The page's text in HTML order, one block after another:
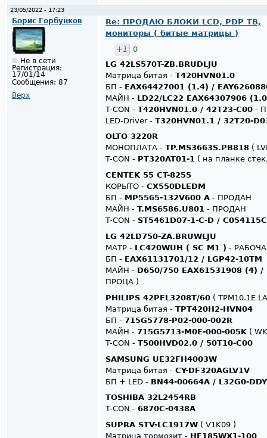
23/05/2022 - 17:23
Борис Горбунков
Не в сети
Регистрация:
17/01/14
Сообщения: 87
Верх
Re: ПРОДАЮ БЛОКИ LCD, PDP ТВ,
мониторы ( битые матрицы )
+1
0
LG 42LS570T-ZB.BRUDLJU
Матрица битая - T420HVN01.0
БП - EAX64427001 (1.4) /
МАЙН - LD22/LC22 EAX64307906
T-CON - T420HVN01.0 / 42T23-C00 -
LED-Driver - T320HVN01.1 / 32T20-
OLTO 3220R
МОНОПЛАТА - TP.MS3663S.PB818 (
T-CON - PT320AT01-1 ( на планке
CENTEK 55 CT-8255
КОРЫТО - CX550DLEDM
БП - MP5565-132V600 A - ПРОДАН
МАЙН - T.MS6586.U801 - ПРОДАН
T-CON - ST5461D07-1-C-D /
LG 42LD750-ZA.BRUWLJU
МАТР - LC420WUH ( SC M1 ) -
БП - EAX61131701/12 / LGP42-10TM
МАЙН - D650/750 EAX61531908 (4) /
ПРОЦА )
PHILIPS 42PFL3208T/60 ( TPM10.1E
Матрица битая - TPT420H2-HVN04
БП - 715G5778-P02-000-002R
МАЙН - 715G5713-M0E-000-005K (
T-CON - T500HVD02.0 / 50T10-C00
SAMSUNG UE32FH4003W
Матрица битая - CY-DF320AGLV1V
БП + LED - BN44-00664A / L32G0-DDY
TOSHIBA 32L2454RB
T-CON - 6870C-0438A
SUPRA STV-LC1917W ( V1K09 )
Матрица тормозит - HE185WX1-100